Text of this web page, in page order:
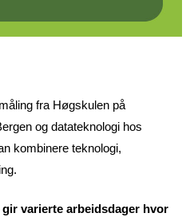
fra Høgskulen på
og datateknologi hos
kombinere teknologi,
varierte arbeidsdager hvor